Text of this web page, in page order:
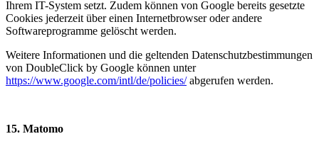
Ihrem IT-System setzt. Zudem können von Google bereits gesetzte
Cookies jederzeit über einen Internetbrowser oder andere
Softwareprogramme gelöscht werden.
Weitere Informationen und die geltenden Datenschutzbestimmungen
von DoubleClick by Google können unter
https://www.google.com/intl/de/policies/abgerufen werden.
15. Matomo